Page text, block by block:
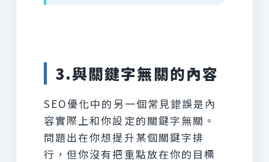
3.與關鍵字無關的內容
SEO優化中的另一個常見錯誤是內
容實際上和你設定的關鍵字無關。
問題出在你想提升某個關鍵字排
行，但你沒有把重點放在你的目標